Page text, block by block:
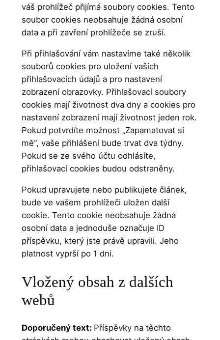
váš prohlížeč přijímá soubory cookies. Tento
soubor cookies neobsahuje žádná osobní
data a při zavření prohlížeče se zruší.
Při přihlašování vám nastavíme také několik
souborů cookies pro uložení vašich
přihlašovacích údajů a pro nastavení
zobrazení obrazovky. Přihlašovací soubory
cookies mají životnost dva dny a cookies pro
nastavení zobrazení mají životnost jeden rok.
Pokud potvrdíte možnost „Zapamatovat si
mě“, vaše přihlášení bude trvat dva týdny.
Pokud se ze svého účtu odhlásíte,
přihlašovací cookies budou odstraněny.
Pokud upravujete nebo publikujete článek,
bude ve vašem prohlížeči uložen další
cookie. Tento cookie neobsahuje žádná
osobní data a jednoduše označuje ID
příspěvku, který jste právě upravili. Jeho
platnost vyprší po 1 dni.
Vložený obsah z dalších
webů
Doporučený text: Příspěvky na těchto